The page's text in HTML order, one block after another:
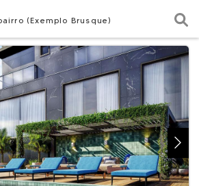
(Exemplo Brusque)